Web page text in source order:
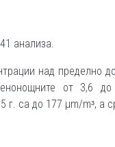
анализа.
над пределно
от 3,6 до
г. са до 177 µm/mᶟ, а